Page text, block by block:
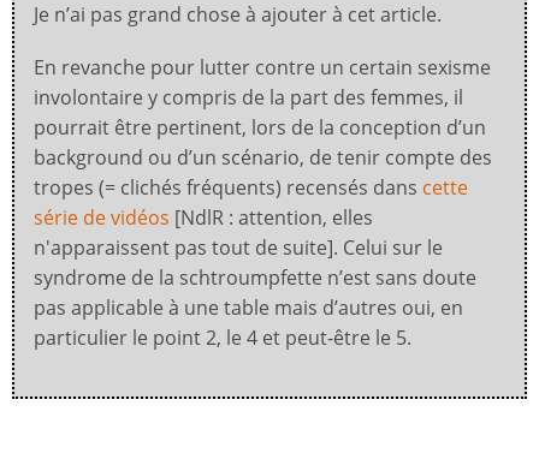
Je n’ai pas grand chose à ajouter à cet article.
En revanche pour lutter contre un certain sexisme
involontaire y compris de la part des femmes, il
pourrait être pertinent, lors de la conception d’un
background ou d’un scénario, de tenir compte des
tropes (= clichés fréquents) recensés dans cette
série de vidéos [NdlR : attention, elles
n'apparaissent pas tout de suite]. Celui sur le
syndrome de la schtroumpfette n’est sans doute
pas applicable à une table mais d’autres oui, en
particulier le point 2, le 4 et peut-être le 5.